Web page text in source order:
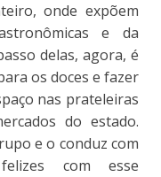
onde expõem
e da
delas, agora, é
os doces e fazer
nas prateleiras
do estado.
e o conduz com
com esse